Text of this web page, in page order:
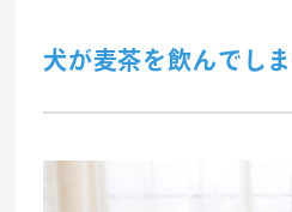
犬が麦茶を飲んでし